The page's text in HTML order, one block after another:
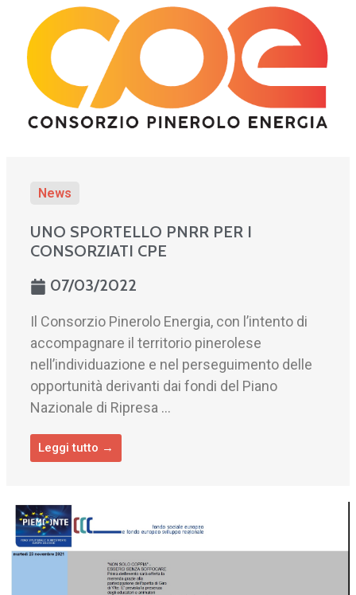
News
UNO SPORTELLO PNRR PER I
CONSORZIATI CPE
07/03/2022
Il Consorzio Pinerolo Energia, con l’intento di
accompagnare il territorio pinerolese
nell’individuazione e nel perseguimento delle
opportunità derivanti dai fondi del Piano
Nazionale di Ripresa ...
Leggi tutto →